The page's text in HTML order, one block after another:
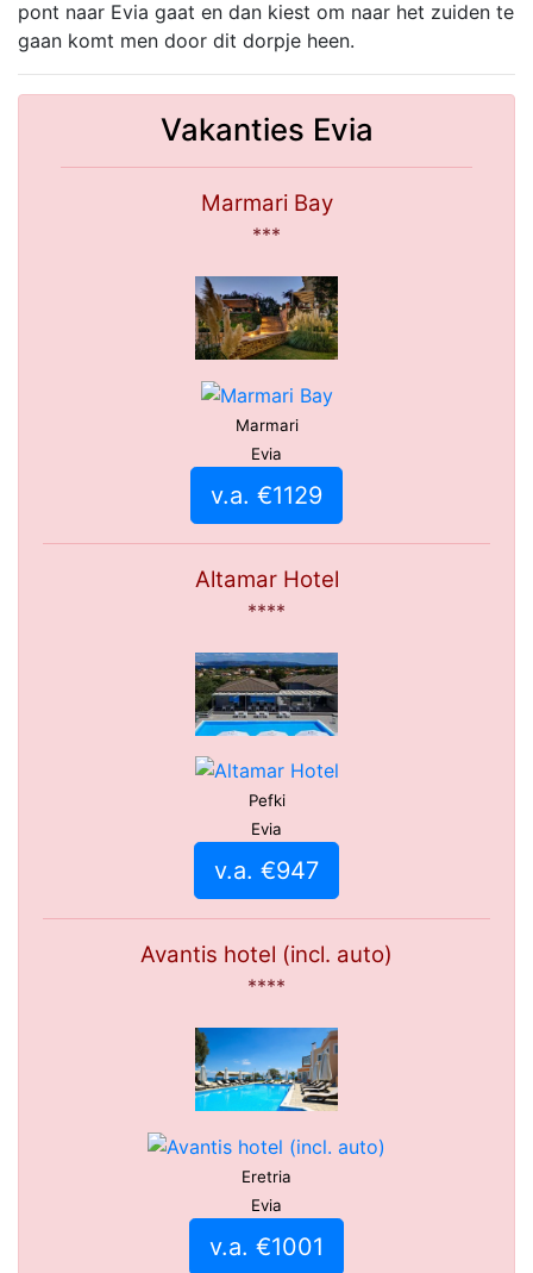
pont naar Evia gaat en dan kiest om naar het zuiden te
gaan komt men door dit dorpje heen.
Vakanties Evia
Marmari Bay
***
Marmari
Evia
v.a. €1129
Altamar Hotel
****
Pefki
Evia
v.a. €947
Avantis hotel (incl. auto)
****
Eretria
Evia
v.a. €1001